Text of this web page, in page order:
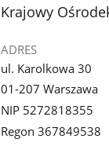
stopka
Krajowy
ADRES
ul. Karolkowa 30
01-207 Warszawa
NIP 5272818355
Regon 367849538